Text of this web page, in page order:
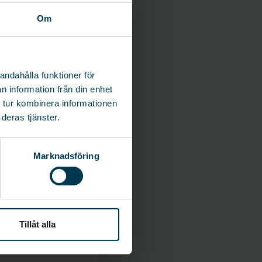
Om
funktioner för
information från din enhet
kombinera informationen
tjänster.
Marknadsföring
Tillåt alla
–